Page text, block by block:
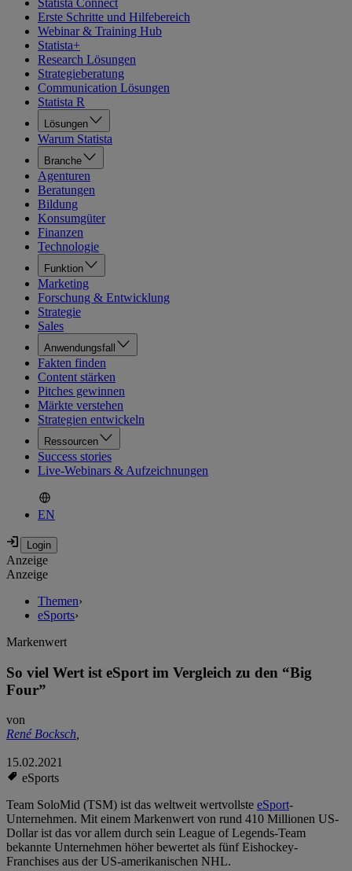
Statista Connect
Erste Schritte und Hilfebereich
Webinar & Training Hub
Statista+
Research Lösungen
Strategieberatung
Communication Lösungen
Statista R
Lösungen
Warum Statista
Branche
Agenturen
Beratungen
Bildung
Konsumgüter
Finanzen
Technologie
Funktion
Marketing
Forschung & Entwicklung
Strategie
Sales
Anwendungsfall
Fakten finden
Content stärken
Pitches gewinnen
Märkte verstehen
Strategien entwickeln
Ressourcen
Success stories
Live-Webinars & Aufzeichnungen
EN
Anzeige
Anzeige
Themen›
eSports›
Markenwert
So viel Wert ist eSport im Vergleich zu den “Big
Four”
von
René Bocksch,
15.02.2021
eSports
Team SoloMid (TSM) ist das weltweit wertvollste eSport-
Unternehmen. Mit einem Markenwert von rund 410 Millionen US-
Dollar ist das vor allem durch sein League of Legends-Team
bekannte Unternehmen höher bewertet als fünf Eishockey-
Franchises aus der US-amerikanischen NHL.